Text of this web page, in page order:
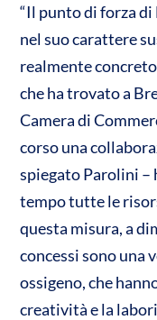
“Il punto di forza
nel suo carattere
realmente
che ha trovato a
Camera di
corso una
spiegato Parolini
tempo tutte le
questa misura, a
concessi sono una
ossigeno, che
creatività e la